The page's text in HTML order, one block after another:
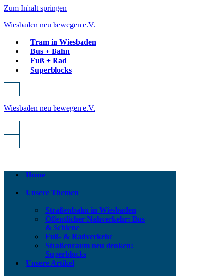
Zum Inhalt springen
Wiesbaden neu bewegen e.V.
Tram in Wiesbaden
Bus + Bahn
Fuß + Rad
Superblocks
Navigationsmenü
Wiesbaden neu bewegen e.V.
Navigationsmenü
Navigationsmenü
Home
Unsere Themen
Straßenbahn in Wiesbaden
Öffentlicher Nahverkehr: Bus
& Schiene
Fuß- & Radverkehr
Straßenraum neu denken:
Superblocks
Unsere Artikel